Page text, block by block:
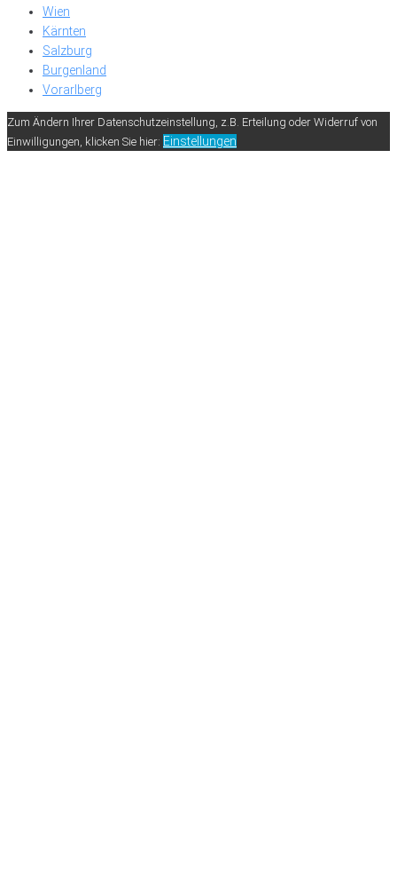
Wien
Kärnten
Salzburg
Burgenland
Vorarlberg
Zum Ändern Ihrer Datenschutzeinstellung, z.B. Erteilung oder Widerruf von
Einwilligungen, klicken Sie hier: Einstellungen